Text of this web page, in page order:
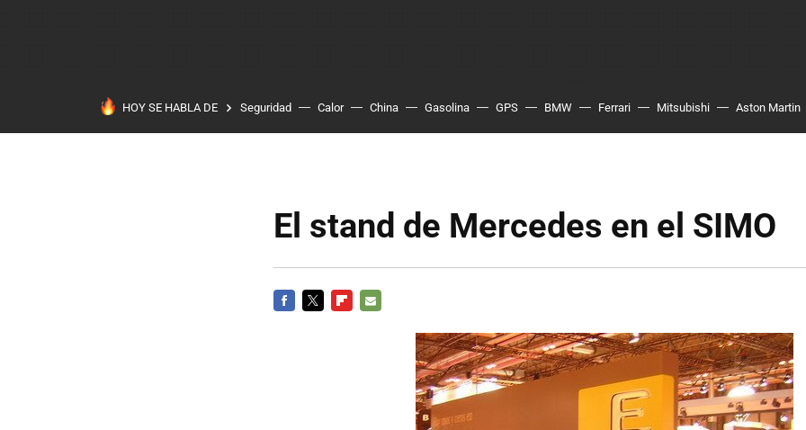
HOY SE HABLA DE Seguridad Calor China Gasolina GPS BMW Ferrari Mitsubishi Aston Martin
El stand de Mercedes en el SIMO